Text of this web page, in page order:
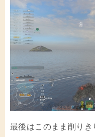
最後はこのまま削り